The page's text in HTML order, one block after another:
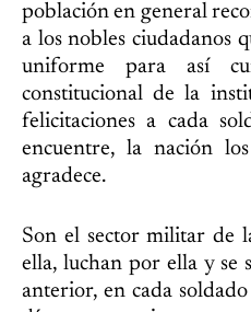
población en general
a los nobles ciudadanos
uniforme para así
constitucional de la
felicitaciones a cada
encuentre, la nación
agradece.
Son el sector militar de
ella, luchan por ella y se
anterior, en cada